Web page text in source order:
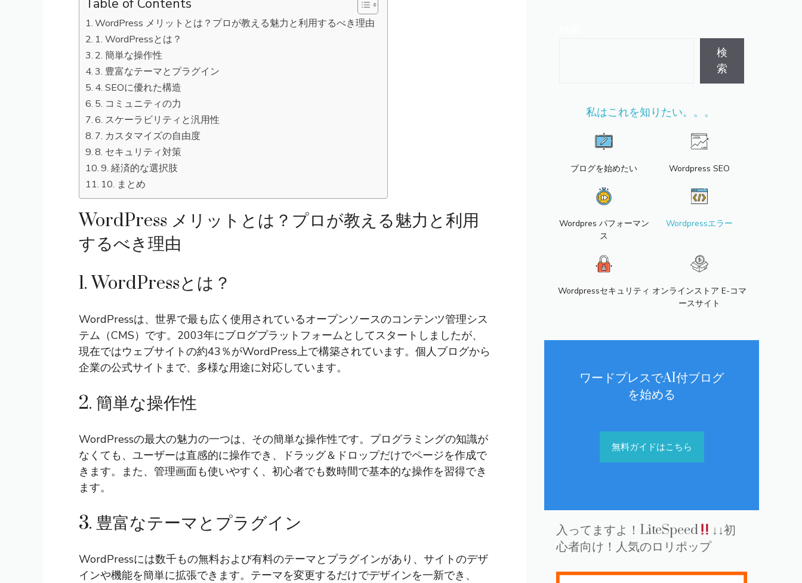
Table of Contents
WordPress メリットとは？プロが教える魅力と利用するべき理由
1. WordPressとは？
2. 簡単な操作性
3. 豊富なテーマとプラグイン
4. SEOに優れた構造
5. コミュニティの力
6. スケーラビリティと汎用性
7. カスタマイズの自由度
8. セキュリティ対策
9. 経済的な選択肢
10. まとめ
WordPress メリットとは？プロが教える魅力と利用
するべき理由
1. WordPressとは？
WordPressは、世界で最も広く使用されているオープンソースのコンテンツ管理シス
テム（CMS）です。2003年にブログプラットフォームとしてスタートしましたが、
現在ではウェブサイトの約43％がWordPress上で構築されています。個人ブログから
企業の公式サイトまで、多様な用途に対応しています。
2. 簡単な操作性
WordPressの最大の魅力の一つは、その簡単な操作性です。プログラミングの知識が
なくても、ユーザーは直感的に操作でき、ドラッグ＆ドロップだけでページを作成で
きます。また、管理画面も使いやすく、初心者でも数時間で基本的な操作を習得でき
ます。
3. 豊富なテーマとプラグイン
WordPressには数千もの無料および有料のテーマとプラグインがあり、サイトのデザ
インや機能を簡単に拡張できます。テーマを変更するだけでデザインを一新でき、
検
索
私はこれを知りたい。。。
ブログを始めたい Wordpress SEO
Wordpres パフォーマン
ス
Wordpressエラー
Wordpressセキュリティ オンラインストア E-コマ
ースサイト
ワードプレスでAI付ブログ
を始める
無料ガイドはこちら
入ってますよ！LiteSpeed
↓↓初
心者向け！人気のロリポップ